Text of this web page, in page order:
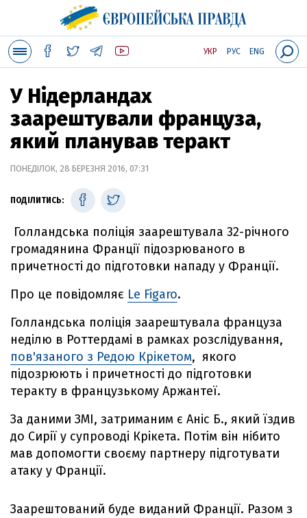
УКР РУС ENG
У Нідерландах
заарештували француза,
який планував теракт
ПОНЕДІЛОК, 28 БЕРЕЗНЯ 2016, 07:31
ПОДІЛИТИСЬ:
Голландська поліція заарештувала 32-річного
громадянина Франції підозрюваного в
причетності до підготовки нападу у Франції.
Про це повідомляє Le Figaro.
Голландська поліція заарештувала француза
неділю в Роттердамі в рамках розслідування,
пов'язаного з Редою Крікетом, якого
підозрюють і причетності до підготовки
теракту в французькому Аржантеї.
За даними ЗМІ, затриманим є Аніс Б., який їздив
до Сирії у супроводі Крікета. Потім він нібито
мав допомогти своєму партнеру підготувати
атаку у Франції.
Заарештований буде виданий Франції. Разом з